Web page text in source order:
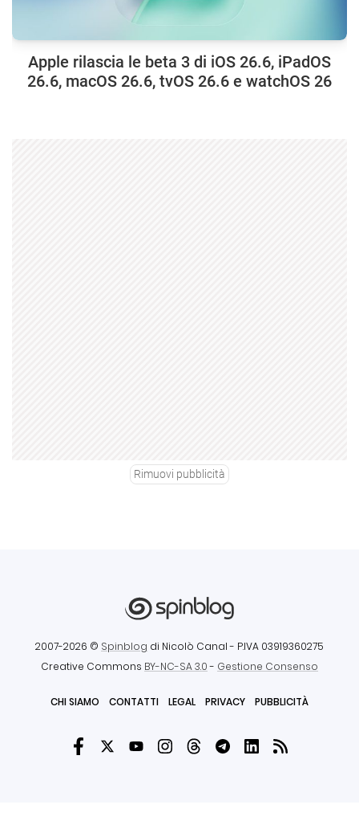
Apple rilascia le beta 3 di iOS 26.6, iPadOS
26.6, macOS 26.6, tvOS 26.6 e watchOS 26
Rimuovi pubblicità
2007-2026 © Spinblog di Nicolò Canal - P.IVA 03919360275
Creative Commons BY-NC-SA 3.0- Gestione Consenso
CHI SIAMO CONTATTI LEGAL PRIVACY PUBBLICITÀ